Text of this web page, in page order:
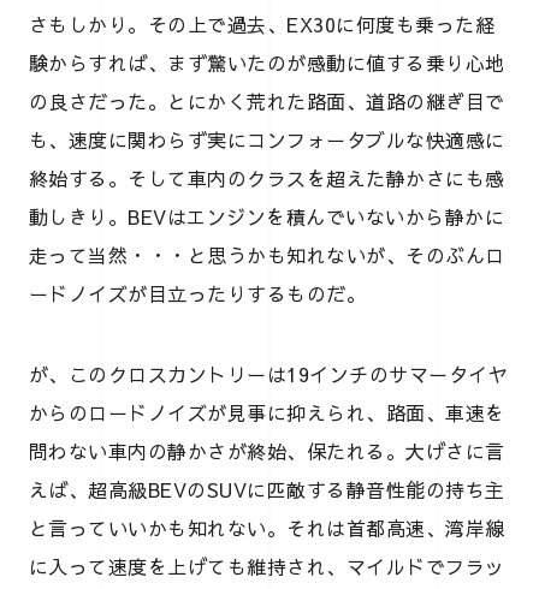
さもしかり。その上で過去、EX30に何度も乗った経
験からすれば、まず驚いたのが感動に値する乗り心地
の良さだった。とにかく荒れた路面、道路の継ぎ目で
も、速度に関わらず実にコンフォータブルな快適感に
終始する。そして車内のクラスを超えた静かさにも感
動しきり。BEVはエンジンを積んでいないから静かに
走って当然・・・と思うかも知れないが、そのぶんロ
ードノイズが目立ったりするものだ。
が、このクロスカントリーは19インチのサマータイヤ
からのロードノイズが見事に抑えられ、路面、車速を
問わない車内の静かさが終始、保たれる。大げさに言
えば、超高級BEVのSUVに匹敵する静音性能の持ち主
と言っていいかも知れない。それは首都高速、湾岸線
に入って速度を上げても維持され、マイルドでフラッ